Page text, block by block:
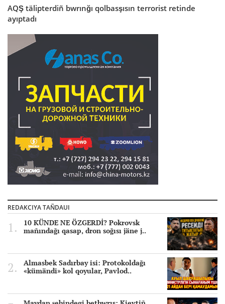
AQŞ tälipterdiñ bwrınğı qolbasşısın terrorist retinde
ayıptadı
REDAKCIYA TAÑDAUI
10 KÜNDE NE ÖZGERDİ? Pokrovsk
mañındağı qasap, dron soğısı jäne j..
Almasbek Sadırbay isi: Protokoldağı
«kümändi» kol qoyular, Pavlod..